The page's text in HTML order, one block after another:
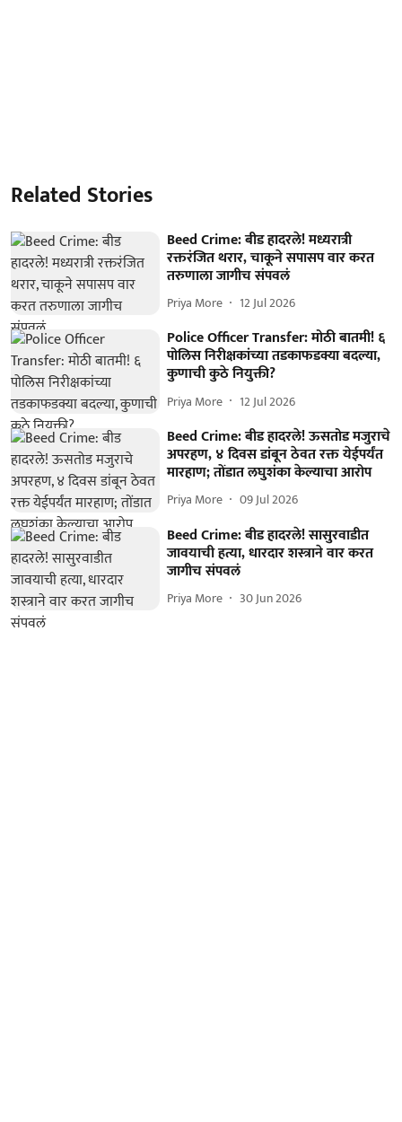
Related Stories
Beed Crime: बीड हादरले! मध्यरात्री
रक्तरंजित थरार, चाकूने सपासप वार करत
तरुणाला जागीच संपवलं
Priya More 12 Jul 2026
Police Officer Transfer: मोठी बातमी! ६
पोलिस निरीक्षकांच्या तडकाफडक्या बदल्या,
कुणाची कुठे नियुक्ती?
Priya More 12 Jul 2026
Beed Crime: बीड हादरले! ऊसतोड मजुराचे
अपरहण, ४ दिवस डांबून ठेवत रक्त येईपर्यंत
मारहाण; तोंडात लघुशंका केल्याचा आरोप
Priya More 09 Jul 2026
Beed Crime: बीड हादरले! सासुरवाडीत
जावयाची हत्या, धारदार शस्त्राने वार करत
जागीच संपवलं
Priya More 30 Jun 2026